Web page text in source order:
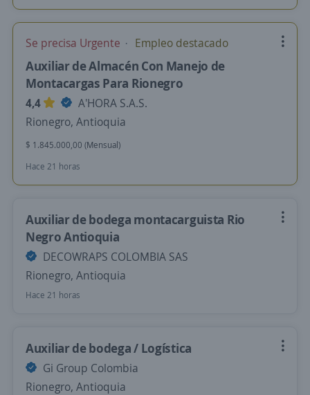
Se precisa Urgente Empleo destacado
Auxiliar de Almacén Con Manejo de
Montacargas Para Rionegro
4,4
A'HORA S.A.S.
Rionegro, Antioquia
$ 1.845.000,00 (Mensual)
Hace 21 horas
Auxiliar de bodega montacarguista Rio
Negro Antioquia
DECOWRAPS COLOMBIA SAS
Rionegro, Antioquia
Hace 21 horas
Auxiliar de bodega / Logística
Gi Group Colombia
Rionegro, Antioquia